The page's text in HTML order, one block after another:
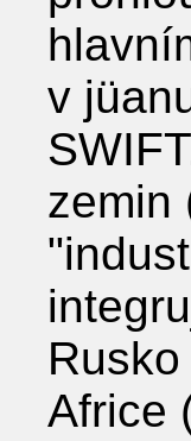
v
zemin
Africe